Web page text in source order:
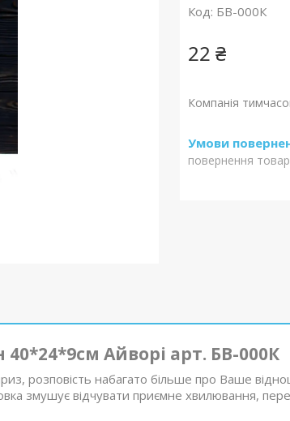
Код: БВ-000К
22 ₴
Компанія
повернення
Айворі арт. БВ-000К
розповість набагато більше про Ваше
змушує відчувати приємне хвилювання,